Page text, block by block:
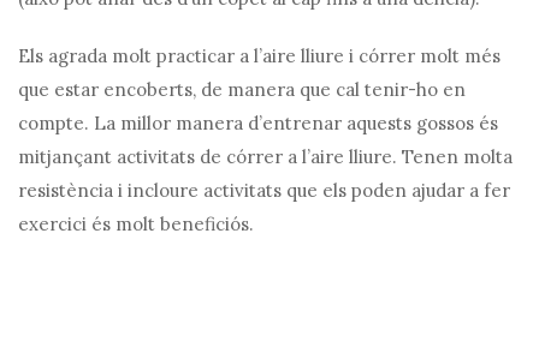
Els agrada molt practicar a l’aire lliure i córrer molt més
que estar encoberts, de manera que cal tenir-ho en
compte. La millor manera d’entrenar aquests gossos és
mitjançant activitats de córrer a l’aire lliure. Tenen molta
resistència i incloure activitats que els poden ajudar a fer
exercici és molt beneficiós.